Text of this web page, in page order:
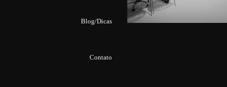
Blog/Dicas
Contato